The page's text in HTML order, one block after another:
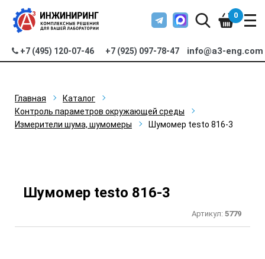
+7 (495) 120-07-46 +7 (925) 097-78-47 info@a3-eng.com
0
Главная
Каталог
Контроль параметров окружающей среды
Измерители шума, шумомеры
Шумомер testo 816-3
Шумомер testo 816-3
Артикул: 5779